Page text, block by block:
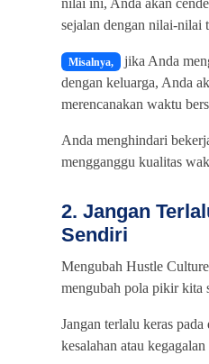
sejalan dengan nilai-nilai
Misalnya, jika Anda
dengan keluarga, Anda
merencanakan waktu
Anda menghindari
mengganggu kualitas
2. Jangan
Sendiri
Mengubah Hustle
mengubah pola pikir kita
Jangan terlalu keras
kesalahan atau